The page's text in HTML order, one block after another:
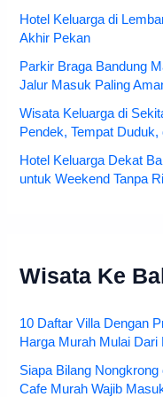
Hotel Keluarga di
Akhir Pekan
Parkir Braga Bandung
Jalur Masuk Paling
Wisata Keluarga di
Pendek, Tempat
Hotel Keluarga Dekat
untuk Weekend Tanpa
Wisata Ke
10 Daftar Villa Dengan
Harga Murah Mulai
Siapa Bilang
Cafe Murah Wajib